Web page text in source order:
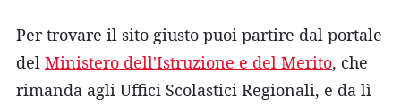
Per trovare il sito giusto puoi partire dal portale
del Ministero dell'Istruzione e del Merito, che
rimanda agli Uffici Scolastici Regionali, e da lì